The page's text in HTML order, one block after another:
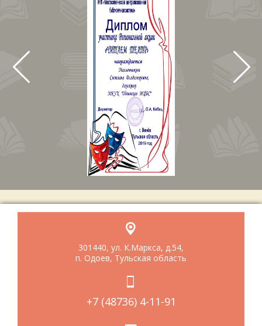
301440, ул. К.Маркса, д.54,
п. Одоев, Тульская область
+7 (48736) 4-11-91